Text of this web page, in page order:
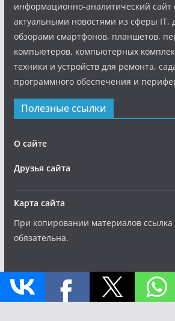
информационно-аналитический сайт
актуальными новостями из сферы IT,
обзорами смартфонов, планшетов,
компьютеров, компьютерных
техники и устройств для ремонта,
программного обеспечения и
Полезные ссылки
О сайте
Друзья сайта
Карта сайта
При копировании материалов
обязательна.